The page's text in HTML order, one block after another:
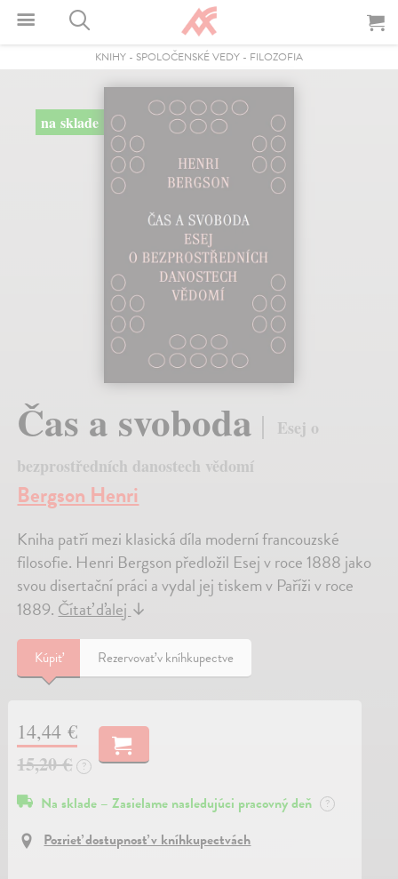
KNIHY - SPOLOČENSKÉ VEDY - FILOZOFIA
na sklade
Čas a svoboda
Esej o
bezprostředních danostech vědomí
Bergson Henri
Kniha patří mezi klasická díla moderní francouzské
filosofie. Henri Bergson předložil Esej v roce 1888 jako
svou disertační práci a vydal jej tiskem v Paříži v roce
1889.Čítať ďalej↓
Kúpiť Rezervovať v kníhkupectve
14,44 €
15,20 €
?
Na sklade – Zasielame nasledujúci pracovný deň ?
Pozrieť dostupnosť v kníhkupectvách